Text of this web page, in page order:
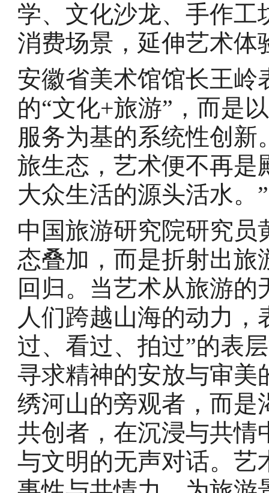
学、文化沙龙、手作工
消费场景，延伸艺术体
安徽省美术馆馆长王岭
的“文化+旅游”，而是
服务为基的系统性创新
旅生态，艺术便不再是
大众生活的源头活水。”
中国旅游研究院研究
态叠加，而是折射出旅
回归。当艺术从旅游
人们跨越山海的动力
过、看过、拍过”的表
寻求精神的安放与审美
绣河山的旁观者，而是
共创者，在沉浸与共情
与文明的无声对话。艺